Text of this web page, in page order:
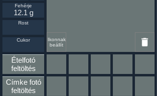
Ikonnak
beállít
Fehérje
12.1 g
Rost
Cukor
Ételfotó
feltöltés
Címke fotó
feltöltés